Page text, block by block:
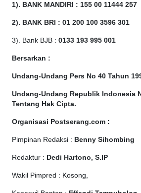
1). BANK MANDIRI : 155 00 11444 257
2). BANK BRI : 01 200 100 3596 301
3). Bank BJB : 0133 193 995 001
Bersarkan :
Undang-Undang Pers No 40 Tahun
Undang-Undang Republik Indonesia
Tentang Hak Cipta.
Organisasi Postserang.com :
Pimpinan Redaksi : Benny Sihombing
Redaktur : Dedi Hartono, S.IP
Wakil Pimpred : Kosong,